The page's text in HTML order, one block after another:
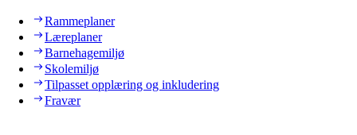
Rammeplaner
Læreplaner
Barnehagemiljø
Skolemiljø
Tilpasset opplæring og inkludering
Fravær